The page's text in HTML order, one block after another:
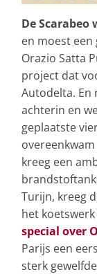
De Scarabeo
en moest
Orazio Satta
project dat
Autodelta. En
achterin en
geplaatste
kreeg een
Turijn, kreeg
het koetswerk
special over
Parijs een
sterk